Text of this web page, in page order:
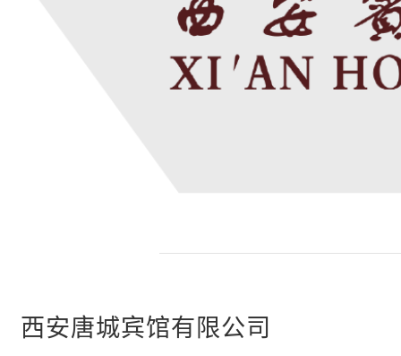
西安唐城宾馆有限公司